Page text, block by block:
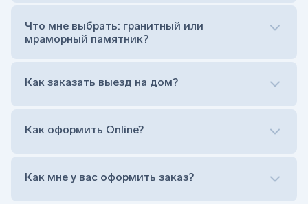
Обработка и сверловка комплекта
Расположение символа веры (крестик или
на символ веры или вовсе портрет не рисовать)
прописной)
Что мне выбрать: гранитный или
мраморный памятник?
Как заказать выезд на дом?
Оформить заказ удаленно (online)
Заказать бесплатный выезд менеджера на дом
Как оформить Online?
Как мне у вас оформить заказ?